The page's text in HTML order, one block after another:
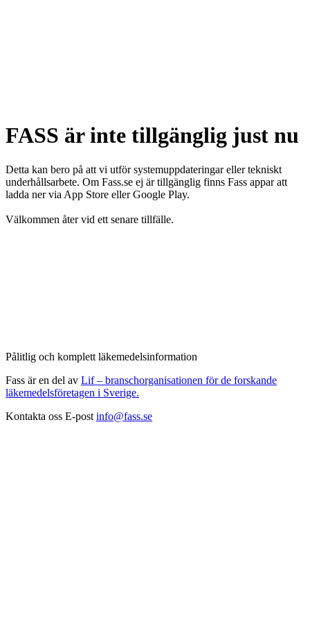
FASS är inte tillgänglig just nu
Detta kan bero på att vi utför systemuppdateringar eller tekniskt
underhållsarbete. Om Fass.se ej är tillgänglig finns Fass appar att
ladda ner via App Store eller Google Play.
Välkommen åter vid ett senare tillfälle.
Pålitlig och komplett läkemedelsinformation
Fass är en del av Lif – branschorganisationen för de forskande
läkemedelsföretagen i Sverige.
Kontakta oss E-post info@fass.se